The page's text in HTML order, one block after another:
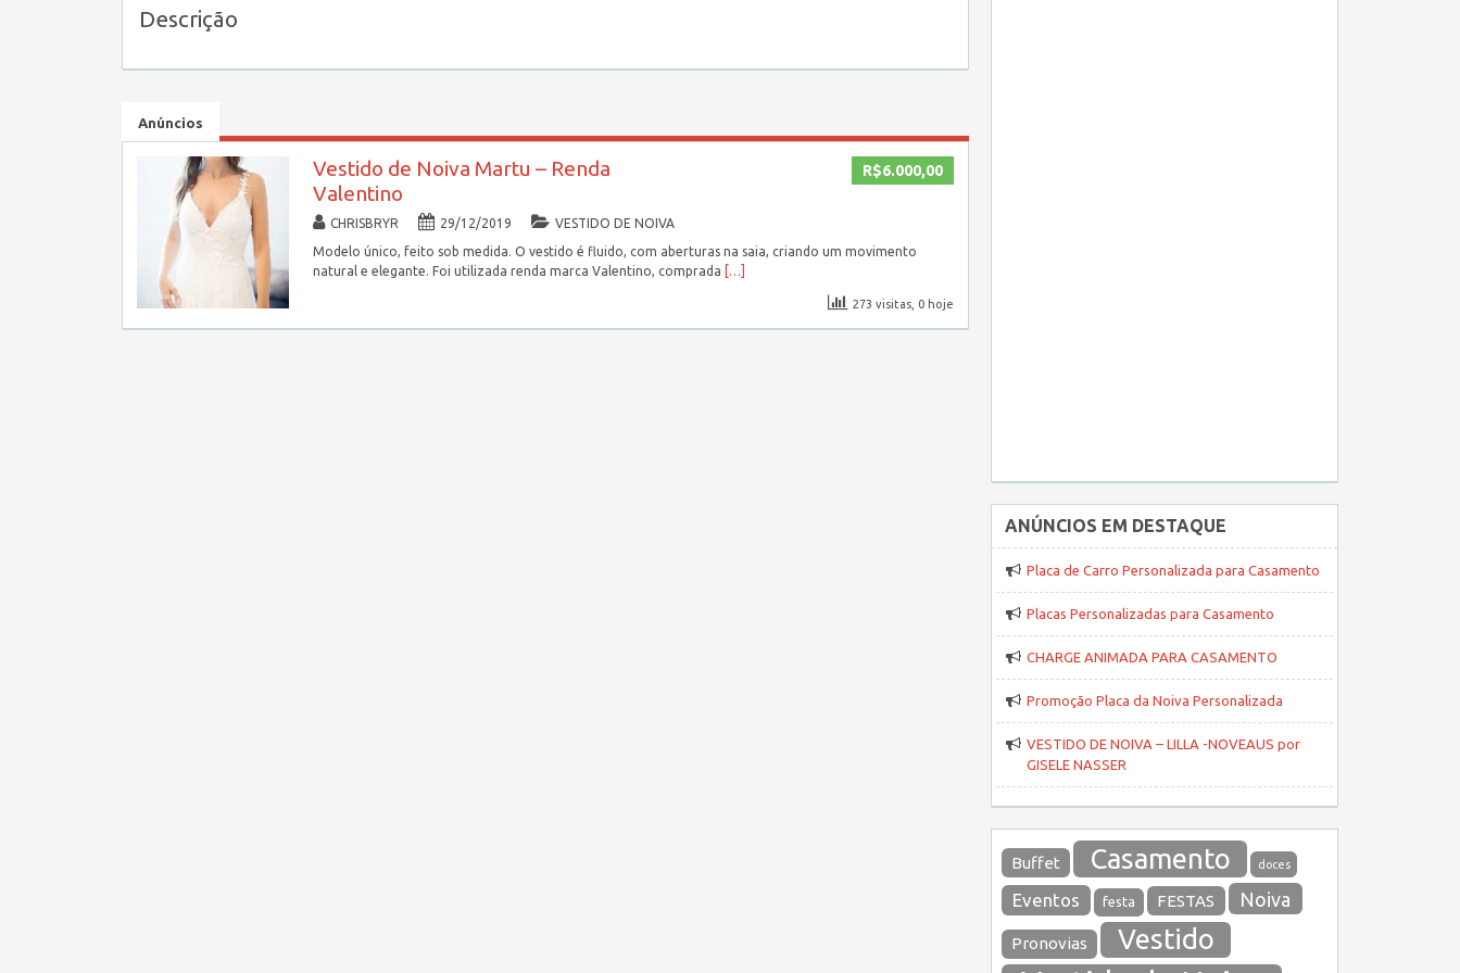
Descrição
Anúncios
R$6.000,00
Vestido de Noiva Martu – Renda
Valentino
CHRISBRYR 29/12/2019
VESTIDO DE NOIVA
Modelo único, feito sob medida. O vestido é fluido, com aberturas na saia, criando um movimento
natural e elegante. Foi utilizada renda marca Valentino, comprada […]
273 visitas, 0 hoje
ANÚNCIOS EM DESTAQUE
Placa de Carro Personalizada para Casamento
Placas Personalizadas para Casamento
CHARGE ANIMADA PARA CASAMENTO
Promoção Placa da Noiva Personalizada
VESTIDO DE NOIVA – LILLA -NOVEAUS por
GISELE NASSER
Buffet Casamento doces
Eventos festa FESTAS Noiva
Pronovias Vestido